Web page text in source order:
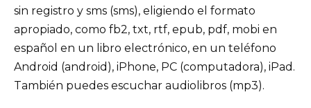
sin registro y sms (sms), eligiendo el formato
apropiado, como fb2, txt, rtf, epub, pdf, mobi en
español en un libro electrónico, en un teléfono
Android (android), iPhone, PC (computadora), iPad.
También puedes escuchar audiolibros (mp3).